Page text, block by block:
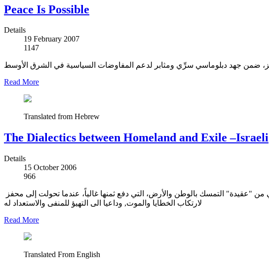
Peace Is Possible
Details
19 February 2007
1147
Read More
Translated from Hebrew
The Dialectics between Homeland and Exile –Israeli
Details
15 October 2006
966
لارتكاب الخطايا والموت, وداعيا الى التهيؤ للمنفى والاستعداد له
Read More
Translated From English